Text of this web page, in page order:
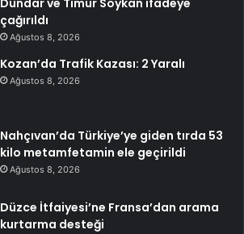
Dündar ve Timur Soykan ifadeye
çağırıldı
Ağustos 8, 2026
Kozan’da Trafik Kazası: 2 Yaralı
Ağustos 8, 2026
Nahçıvan’da Türkiye’ye giden tırda 53
kilo metamfetamin ele geçirildi
Ağustos 8, 2026
Düzce İtfaiyesi’ne Fransa’dan arama
kurtarma desteği